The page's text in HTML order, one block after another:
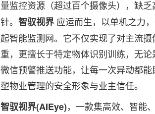
量监控资源（超过百个摄像头），缺
针。 智驭视界 应运而生，以单机之力
起智能监测网。它不仅实现了对主流
重，更擅长于特定物体识别训练，无论
微信预警推送功能，让每一次异动都
塑物业管理的安全形象与业主信任。
智驭视界(AIEye)，一款集高效、智能